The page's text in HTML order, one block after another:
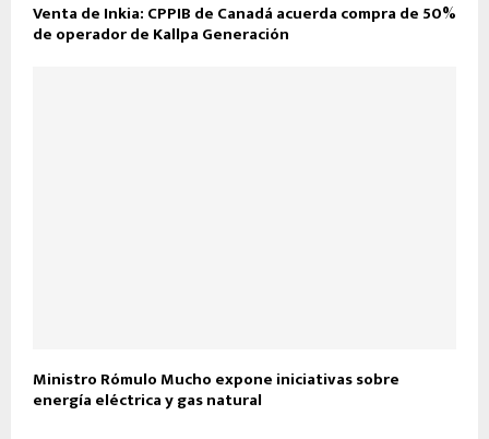
Venta de Inkia: CPPIB de Canadá acuerda compra de 50%
de operador de Kallpa Generación
Ministro Rómulo Mucho expone iniciativas sobre
energía eléctrica y gas natural